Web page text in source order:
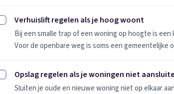
Verhuislift regelen als je hoog woont afvinken
Verhuislift regelen als je hoog woont
Bij een smalle trap of een woning op hoogte is
Voor de openbare weg is soms een gemeentelijke
Opslag regelen als je woningen niet aansluiten
Opslag regelen als je woningen niet
Sluiten je oude en nieuwe woning niet op elkaar